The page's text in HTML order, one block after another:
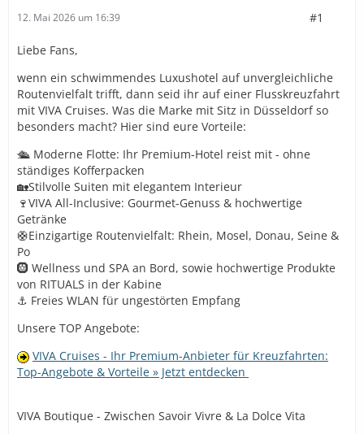
12. Mai 2026 um 16:39 #1
Liebe Fans,
wenn ein schwimmendes Luxushotel auf unvergleichliche
Routenvielfalt trifft, dann seid ihr auf einer Flusskreuzfahrt
mit VIVA Cruises. Was die Marke mit Sitz in Düsseldorf so
besonders macht? Hier sind eure Vorteile:
🛳️ Moderne Flotte: Ihr Premium-Hotel reist mit - ohne
ständiges Kofferpacken
🏡Stilvolle Suiten mit elegantem Interieur
🍷VIVA All-Inclusive: Gourmet-Genuss & hochwertige
Getränke
🛟Einzigartige Routenvielfalt: Rhein, Mosel, Donau, Seine &
Po
🛞 Wellness und SPA an Bord, sowie hochwertige Produkte
von RITUALS in der Kabine
⚓ Freies WLAN für ungestörten Empfang
Unsere TOP Angebote:
VIVA Cruises - Ihr Premium-Anbieter für Kreuzfahrten:
Top-Angebote & Vorteile » Jetzt entdecken
VIVA Boutique - Zwischen Savoir Vivre & La Dolce Vita